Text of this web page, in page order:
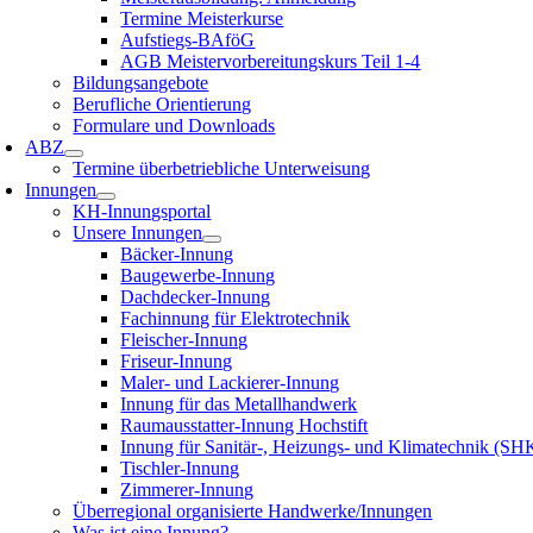
Termine Meisterkurse
Aufstiegs-BAföG
AGB Meistervorbereitungskurs Teil 1-4
Bildungsangebote
Berufliche Orientierung
Formulare und Downloads
ABZ
Termine überbetriebliche Unterweisung
Innungen
KH-Innungsportal
Unsere Innungen
Bäcker-Innung
Baugewerbe-Innung
Dachdecker-Innung
Fachinnung für Elektrotechnik
Fleischer-Innung
Friseur-Innung
Maler- und Lackierer-Innung
Innung für das Metallhandwerk
Raumausstatter-Innung Hochstift
Innung für Sanitär-, Heizungs- und Klimatechnik
Tischler-Innung
Zimmerer-Innung
Überregional organisierte Handwerke/Innungen